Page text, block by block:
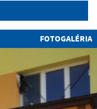
FOTOGALÉRIA